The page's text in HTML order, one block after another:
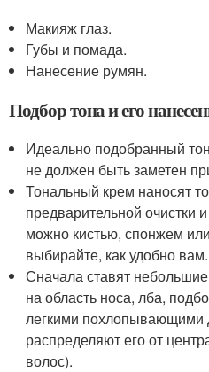
Макияж глаз.
Губы и помада.
Нанесение румян.
Подбор тона и его
Идеально подобранный
не должен быть заметен
Тональный крем наносят
предварительной очистки
можно кистью, спонжем
выбирайте, как удобно вам.
Сначала ставят
на область носа, лба,
легкими похлопывающими
распределяют его от
волос).